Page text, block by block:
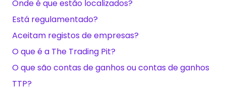
Onde é que estão localizados?
Está regulamentado?
Aceitam registos de empresas?
O que é a The Trading Pit?
O que são contas de ganhos ou contas de ganhos
TTP?